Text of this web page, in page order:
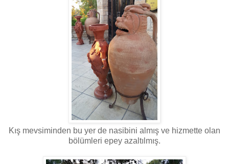
Kış mevsiminden bu yer de nasibini almış ve hizmette olan
bölümleri epey azaltılmış.